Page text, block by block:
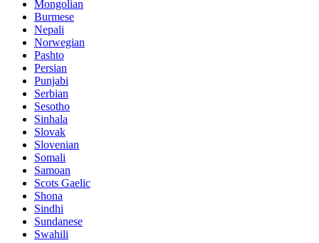
Mongolian
Burmese
Nepali
Norwegian
Pashto
Persian
Punjabi
Serbian
Sesotho
Sinhala
Slovak
Slovenian
Somali
Samoan
Scots Gaelic
Shona
Sindhi
Sundanese
Swahili